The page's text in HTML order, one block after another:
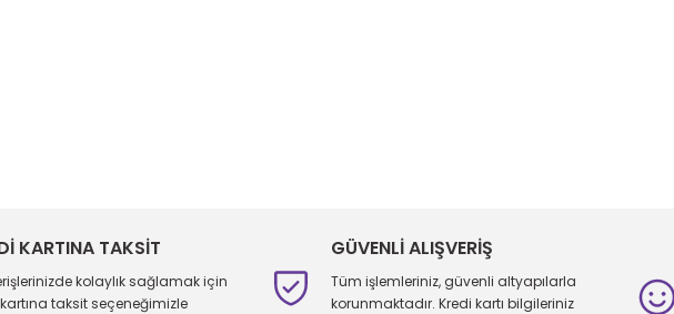
KARTINA TAKSİT
kolaylık sağlamak için
taksit seçeneğimizle
GÜVENLİ ALIŞVERİŞ
Tüm işlemleriniz, güvenli altyapılarla
korunmaktadır. Kredi kartı bilgileriniz